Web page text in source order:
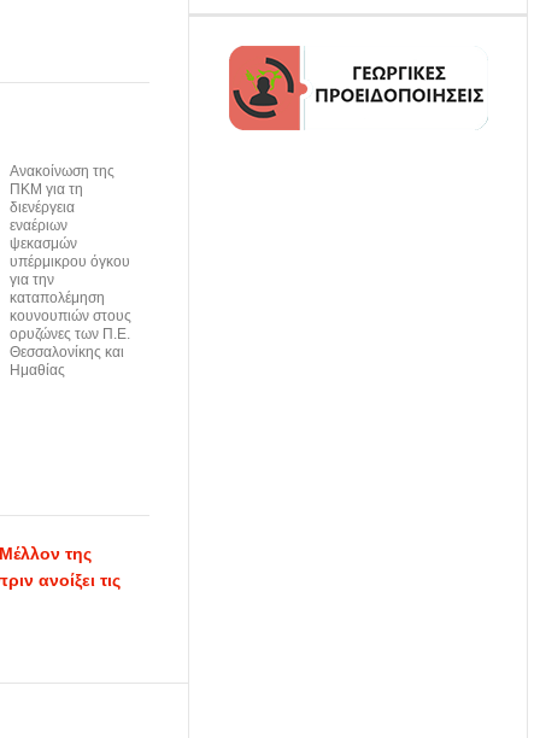
Ανακοίνωση της
ΠΚΜ για τη
διενέργεια
εναέριων
ψεκασμών
υπέρμικρου όγκου
για την
καταπολέμηση
κουνουπιών στους
ορυζώνες των Π.Ε.
Θεσσαλονίκης και
Ημαθίας
της
ανοίξει τις